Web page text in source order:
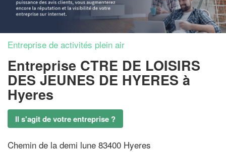
Entreprise de activités plein air
Entreprise CTRE DE LOISIRS
DES JEUNES DE HYERES à
Hyeres
Il s'agit de votre entreprise ?
Chemin de la demi lune 83400 Hyeres